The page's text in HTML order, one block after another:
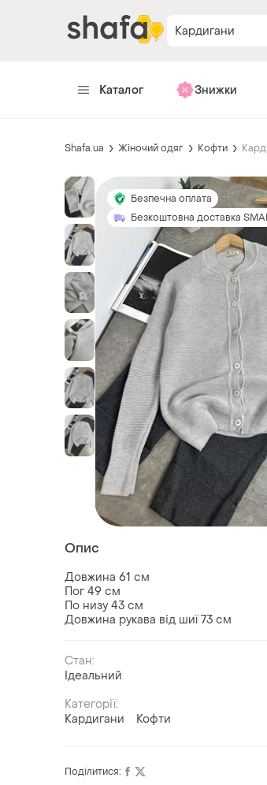
Кардигани
Каталог Знижки
Shafa.ua Жіночий одяг Кофти
Безпечна оплата
Безкоштовна доставка
Опис
Довжина 61 см
Пог 49 см
По низу 43 см
Довжина рукава від шиї 73 см
Стан:
Ідеальний
Категорії:
Кардигани
Кофти
Поділитися: